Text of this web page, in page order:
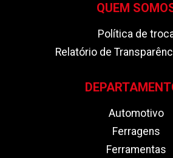
QUEM
Política de
Relatório de
Automotivo
Ferragens
Ferramentas